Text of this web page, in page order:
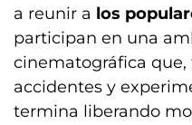
a reunir a los
participan en una
cinematográfica que,
accidentes y
termina liberando